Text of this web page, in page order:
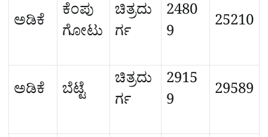
ಅಡಿಕೆ
ಕೆಂಪು
ಗೋಟು
ಚಿತ್ರದು
ರ್ಗ
2480
9
25210
ಅಡಿಕೆ ಬೆಟ್ಟೆ
ಚಿತ್ರದು
ರ್ಗ
2915
9
29589